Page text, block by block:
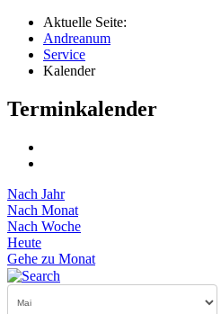
Aktuelle Seite:
Andreanum
Service
Kalender
Terminkalender
Nach Jahr
Nach Monat
Nach Woche
Heute
Gehe zu Monat